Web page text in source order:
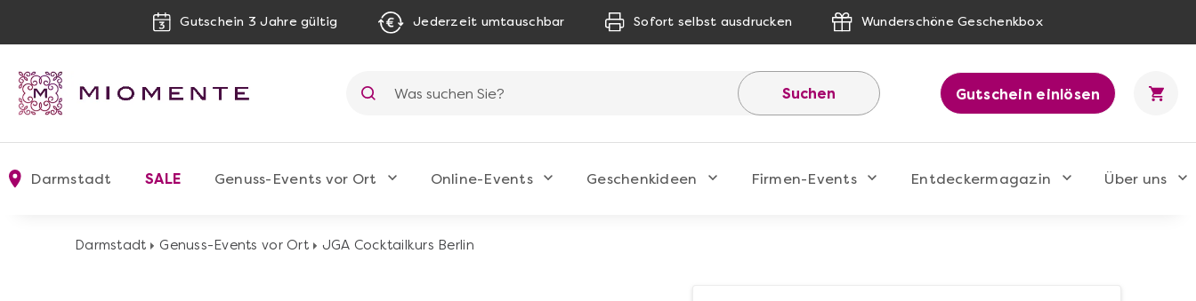
Gutschein 3 Jahre gültig Jederzeit umtauschbar Sofort selbst ausdrucken Wunderschöne Geschenkbox
Suchen Gutschein einlösen
Darmstadt SALE Genuss-Events vor Ort Online-Events Geschenkideen Firmen-Events Entdeckermagazin Über uns
Darmstadt Genuss-Events vor Ort JGA Cocktailkurs Berlin